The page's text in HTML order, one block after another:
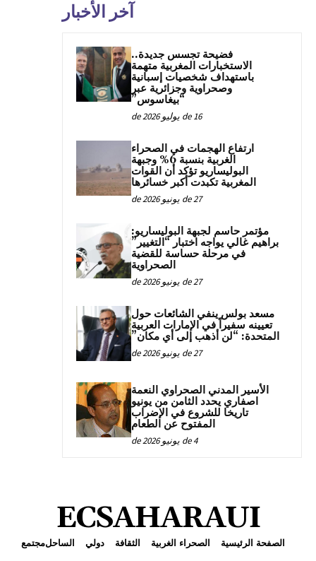
آخر الأخبار
فضيحة تجسس جديدة..
الاستخبارات المغربية متهمة
باستهداف شخصيات إسبانية
وصحراوية وجزائرية عبر
“بيغاسوس”
16 de يوليو de 2026
ارتفاع الهجمات في الصحراء
الغربية بنسبة 6% وجبهة
البوليساريو تؤكد أن القوات
المغربية تكبدت أكبر خسائرها
27 de يونيو de 2026
مؤتمر حاسم لجبهة البوليساريو:
براهيم غالي يواجه اختبار “التغيير”
في مرحلة حساسة للقضية
الصحراوية
27 de يونيو de 2026
مسعد بولس ينفي الشائعات حول
تعيينه سفيراً في الإمارات العربية
المتحدة: “لن أذهب إلى أي مكان”
27 de يونيو de 2026
الأسير المدني الصحراوي النعمة
اصفاري يحدد الثامن من يونيو
تاريخا للشروع في الإضراب
المفتوح عن الطعام
4 de يونيو de 2026
ECSAHARAUI
الصفحة الرئيسية الصحراء الغربية الثقافة دولي الساحلمجتمع